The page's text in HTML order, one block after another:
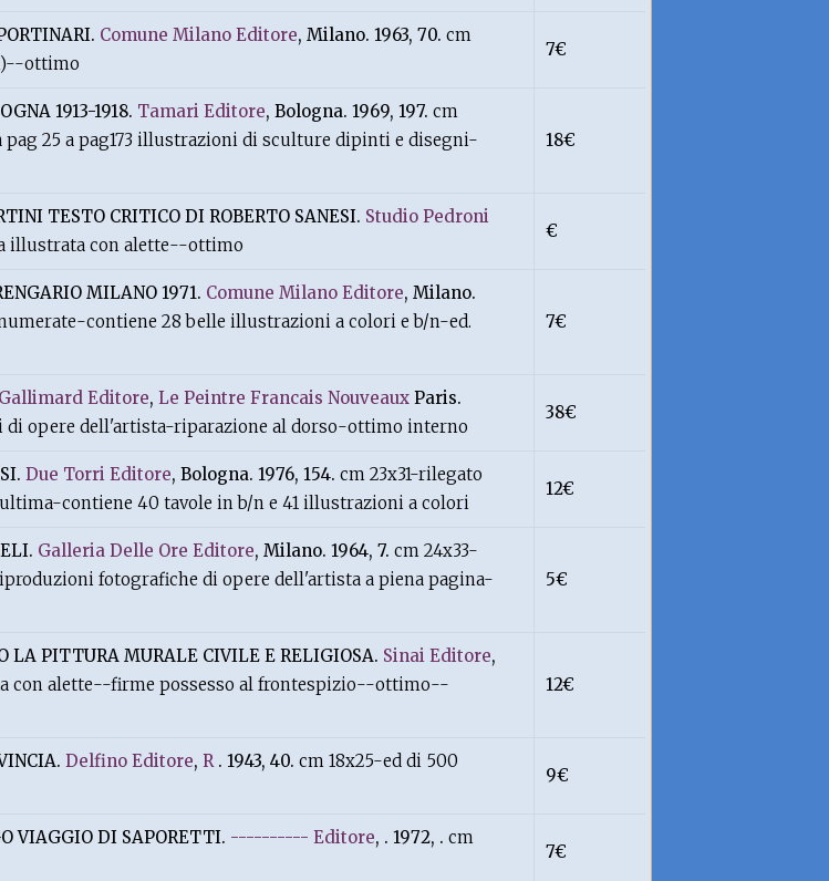
Comune Milano Editore, Milano. 1963, 70. cm
ottimo
7€
1913-1918. Tamari Editore, Bologna. 1969, 197. cm
25 a pag173 illustrazioni di sculture dipinti e disegni-
18€
TESTO CRITICO DI ROBERTO SANESI. Studio Pedroni
illustrata con alette--ottimo
€
MILANO 1971. Comune Milano Editore, Milano.
contiene 28 belle illustrazioni a colori e b/n-ed.
7€
Gallimard Editore, Le Peintre Francais Nouveaux Paris.
di opere dell'artista-riparazione al dorso-ottimo interno
38€
Due Torri Editore, Bologna. 1976, 154. cm 23x31-rilegato
contiene 40 tavole in b/n e 41 illustrazioni a colori
12€
Galleria Delle Ore Editore, Milano. 1964, 7. cm 24x33-
fotografiche di opere dell'artista a piena pagina-
5€
LA PITTURA MURALE CIVILE E RELIGIOSA. Sinai Editore,
con alette--firme possesso al frontespizio--ottimo--
12€
Delfino Editore, R. 1943, 40. cm 18x25-ed di 500
9€
VIAGGIO DI SAPORETTI. ---------- Editore, . 1972, . cm
7€